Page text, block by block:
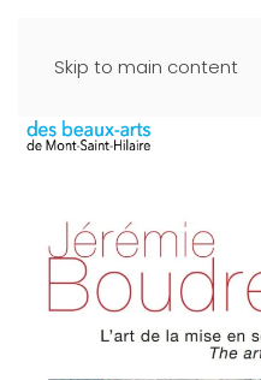
Skip to main content